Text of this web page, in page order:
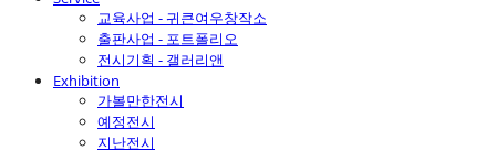
교육사업 - 귀큰여우창작소
출판사업 - 포트폴리오
전시기획 - 갤러리앤
Exhibition
가볼만한전시
예정전시
지난전시